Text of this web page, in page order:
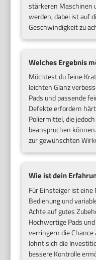
stärkeren Maschinen
werden, dabei ist auf
Geschwindigkeit zu
Welches Ergebnis
Möchtest du feine
leichten Glanz
Pads und passende
Defekte erfordern
Poliermittel, die
beanspruchen
zur gewünschten
Wie ist dein
Für Einsteiger ist
Bedienung und
Achte auf gutes
Hochwertige Pads
verringern die
lohnt sich die
bessere Kontrolle